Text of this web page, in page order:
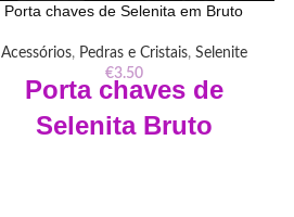
Porta chaves de Selenita em Bruto
Acessórios, Pedras e Cristais, Selenite
€3.50
Porta chavesde
Selenita Bruto